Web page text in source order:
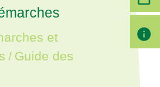
et
/ Guide des
info